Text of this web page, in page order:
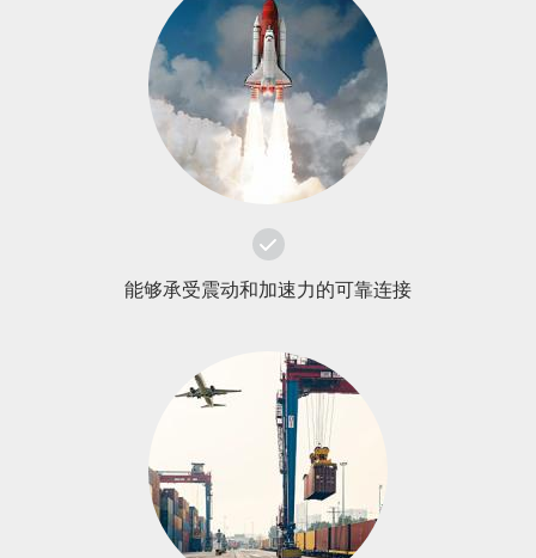
能够承受震动和加速力的可靠连接